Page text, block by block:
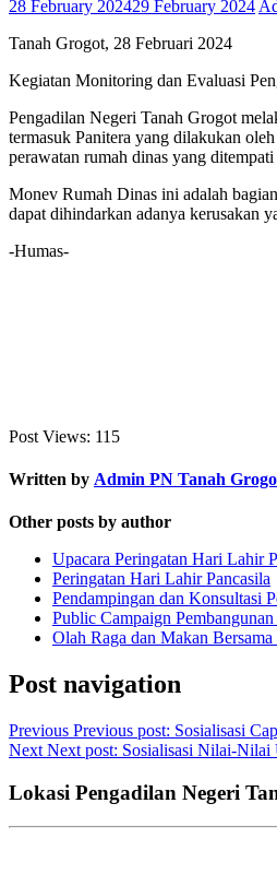
28 February 202429 February 2024
Tanah Grogot, 28 Februari 2024
Kegiatan Monitoring dan Evaluasi
Pengadilan Negeri Tanah Grogot
termasuk Panitera yang dilakukan
perawatan rumah dinas yang
Monev Rumah Dinas ini adalah
dapat dihindarkan adanya kerusakan
-Humas-
Post Views: 115
Written by Admin PN Tanah
Other posts by author
Upacara Peringatan Hari Lahir
Peringatan Hari Lahir Pancasila
Pendampingan dan Konsultasi
Public Campaign
Olah Raga dan Makan
Post navigation
Previous Previous post: Sosialisasi
Next Next post: Sosialisasi Nilai-
Lokasi Pengadilan Negeri